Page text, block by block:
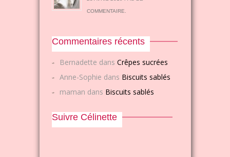
COMMENTAIRE.
Commentaires récents
Bernadette dansCrêpes sucrées
Anne-Sophie dans Biscuits sablés
maman dans Biscuits sablés
Suivre Célinette